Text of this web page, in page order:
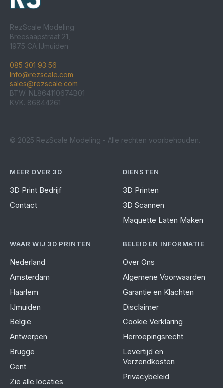
RezScale Modeling
Breesaapstraat 21,
1975 CA IJmuiden
085 301 93 56
Info@rezscale.com
sales@rezscale.com
BTW. NL864110674B01
KVK. 86844261
© 2025 RezScale Modeling - Alle rechten voorbehouden.
MEER OVER 3D
3D Print Bedrijf
Contact
DIENSTEN
3D Printen
3D Scannen
Maquette Laten Maken
WAAR WIJ 3D PRINTEN
Nederland
Amsterdam
Haarlem
IJmuiden
België
Antwerpen
Brugge
Gent
Zie alle locaties
BELEID EN INFORMATIE
Over Ons
Algemene Voorwaarden
Garantie en Klachten
Disclaimer
Cookie Verklaring
Herroepingsrecht
Levertijd en
Verzendkosten
Privacybeleid